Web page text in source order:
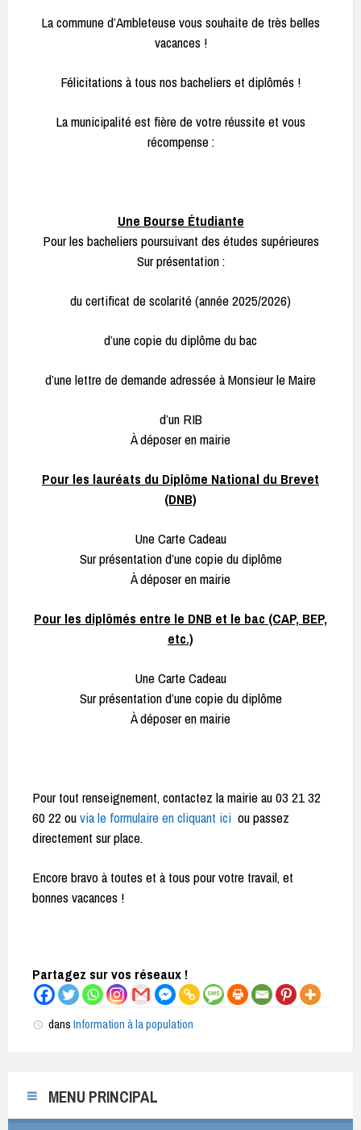
La commune d’Ambleteuse vous souhaite de très belles
vacances !
Félicitations à tous nos bacheliers et diplômés !
La municipalité est fière de votre réussite et vous
récompense :
Une Bourse Étudiante
Pour les bacheliers poursuivant des études supérieures
Sur présentation :
du certificat de scolarité (année 2025/2026)
d’une copie du diplôme du bac
d’une lettre de demande adressée à Monsieur le Maire
d’un RIB
À déposer en mairie
Pour les lauréats du Diplôme National du Brevet
(DNB)
Une Carte Cadeau
Sur présentation d’une copie du diplôme
À déposer en mairie
Pour les diplômés entre le DNB et le bac (CAP, BEP,
etc.)
Une Carte Cadeau
Sur présentation d’une copie du diplôme
À déposer en mairie
Pour tout renseignement, contactez la mairie au 03 21 32
60 22 ouvia le formulaire en cliquant ici ou passez
directement sur place.
Encore bravo à toutes et à tous pour votre travail, et
bonnes vacances !
Partagez sur vos réseaux !
dans Information à la population
MENU PRINCIPAL